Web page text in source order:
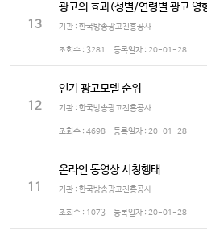
13
광고의 효과(성별/연령별 광고 영
기관 : 한국방송광고진흥공사
조회수 : 3281 등록일자 : 20-01-28
12
인기 광고모델 순위
기관 : 한국방송광고진흥공사
조회수 : 4698 등록일자 : 20-01-28
11
온라인 동영상 시청행태
기관 : 한국방송광고진흥공사
조회수 : 1073 등록일자 : 20-01-28